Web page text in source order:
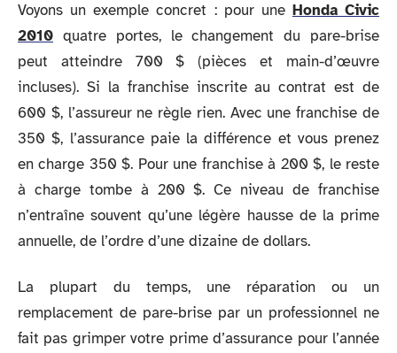
Voyons un exemple concret : pour une Honda Civic
2010 quatre portes, le changement du pare-brise
peut atteindre 700 $ (pièces et main-d’œuvre
incluses). Si la franchise inscrite au contrat est de
600 $, l’assureur ne règle rien. Avec une franchise de
350 $, l’assurance paie la différence et vous prenez
en charge 350 $. Pour une franchise à 200 $, le reste
à charge tombe à 200 $. Ce niveau de franchise
n’entraîne souvent qu’une légère hausse de la prime
annuelle, de l’ordre d’une dizaine de dollars.
La plupart du temps, une réparation ou un
remplacement de pare-brise par un professionnel ne
fait pas grimper votre prime d’assurance pour l’année